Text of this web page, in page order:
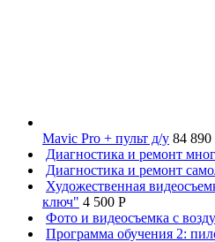
Mavic Pro + пульт д/у 84 890
Диагностика и ремонт
Диагностика и ремонт
Художественная
ключ" 4 500 P
Фото и видеосъемка с
Программа обучения 2: